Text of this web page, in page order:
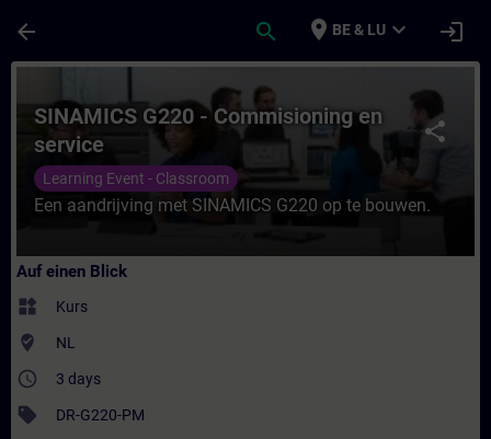
arrow_back search place BE & LU expand_more login
Kurs - SINAMICS G220 - Commisioning
share
SINAMICS G220 - Commisioning en
service
Learning Event - Classroom
Een aandrijving met SINAMICS G220 op te bouwen.
Auf einen Blick
widgets Kurs
where_to_vote NL
access_time 3 days
sell DR-G220-PM